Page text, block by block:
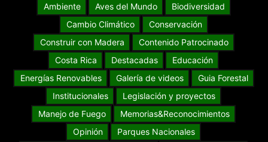
Ambiente
Aves del Mundo
Biodiversidad
Cambio Climático
Conservación
Construir con Madera
Contenido Patrocinado
Costa Rica
Destacadas
Educación
Energías Renovables
Galería de videos
Guia Forestal
Institucionales
Legislación y proyectos
Manejo de Fuego
Memorias&Reconocimientos
Opinión
Parques Nacionales